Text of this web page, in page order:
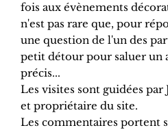
fois aux évènements
n'est pas rare que, pour
une question de l'un des
petit détour pour saluer un
précis...
Les visites sont guidées par
et propriétaire du site.
Les commentaires portent